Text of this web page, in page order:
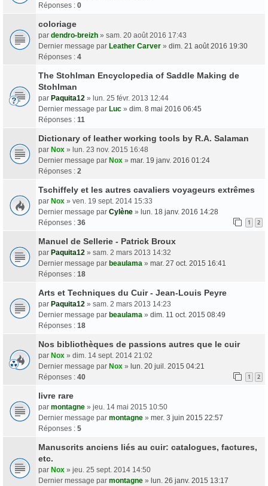
Réponses : 0
coloriage
par dendro-breizh » sam. 20 août 2016 17:43
Dernier message par Leather Carver » dim. 21 août 2016 19:30
Réponses : 4
The Stohlman Encyclopedia of Saddle Making de
Stohlman
par Paquita12 » lun. 25 févr. 2013 12:44
Dernier message par Luc » dim. 8 mai 2016 06:45
Réponses : 11
Dictionary of leather working tools by R.A. Salaman
par Nox » lun. 23 nov. 2015 16:48
Dernier message par Nox » mar. 19 janv. 2016 01:24
Réponses : 2
Tschiffely et les autres cavaliers voyageurs extrêmes
par Nox » ven. 19 sept. 2014 15:33
Dernier message par Cylène » lun. 18 janv. 2016 14:28
Réponses : 36 1 2
Manuel de Sellerie - Patrick Broux
par Paquita12 » sam. 2 mars 2013 14:32
Dernier message par beaulama » mar. 27 oct. 2015 16:41
Réponses : 18
Arts et Techniques du Cuir - Jean-Louis Peyre
par Paquita12 » sam. 2 mars 2013 14:23
Dernier message par beaulama » dim. 11 oct. 2015 08:49
Réponses : 18
Nos bibliothèques de passions autres que le cuir
par Nox » dim. 14 sept. 2014 21:02
Dernier message par Nox » lun. 20 juil. 2015 04:21
Réponses : 40 1 2
livre rare
par montagne » jeu. 14 mai 2015 10:50
Dernier message par montagne » mer. 3 juin 2015 22:57
Réponses : 5
Manuscrits anciens liés au cuir: catalogues, factures,
etc.
par Nox » jeu. 25 sept. 2014 14:50
Dernier message par montagne » lun. 26 janv. 2015 13:17